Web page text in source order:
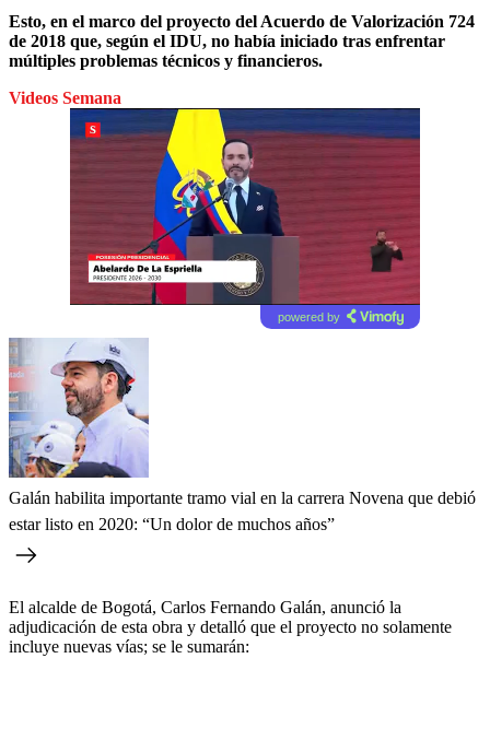
Esto, en el marco del proyecto del Acuerdo de Valorización 724
de 2018 que, según el IDU, no había iniciado tras enfrentar
múltiples problemas técnicos y financieros.
Videos Semana
powered by
Galán habilita importante tramo vial en la carrera Novena que debió
estar listo en 2020: “Un dolor de muchos años”
El alcalde de Bogotá, Carlos Fernando Galán, anunció la
adjudicación de esta obra y detalló que el proyecto no solamente
incluye nuevas vías; se le sumarán: